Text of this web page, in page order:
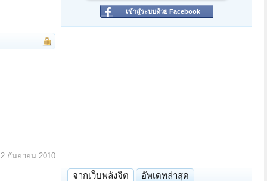
2 กันยายน 2010
เข้าสู่ระบบด้วย Facebook
จากเว็บพลังจิต อัพเดทล่าสุด